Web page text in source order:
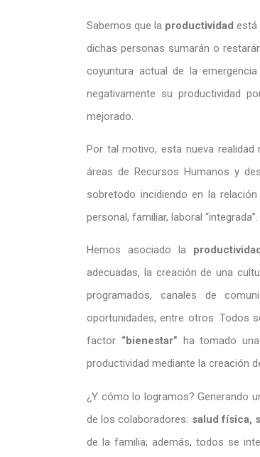
Sabemos que la productividad está
dichas personas sumarán o
coyuntura actual de la
negativamente su productividad
mejorado.
Por tal motivo, esta nueva
áreas de Recursos Humanos y
sobretodo incidiendo en la
personal, familiar, laboral “integrada”.
Hemos asociado la productividad
adecuadas, la creación de una
programados, canales de
oportunidades, entre otros. Todos
factor “bienestar” ha tomado
productividad mediante la creación
¿Y cómo lo logramos? Generando
de los colaboradores: salud física,
de la familia; además, todos se